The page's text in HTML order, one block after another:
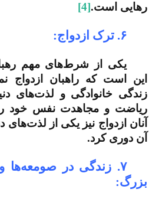
رهایی است.[4]
۶. ترک ازدواج:
یکی از شرط‌های مهم
این است که راهبان ازدواج
زندگی خانوادگی و لذت‌های
ریاضت و مجاهدت نفس خود را
آنان ازدواج نیز یکی از لذت‌های
آن دوری کرد.
۷. زندگی در
بزرگ: